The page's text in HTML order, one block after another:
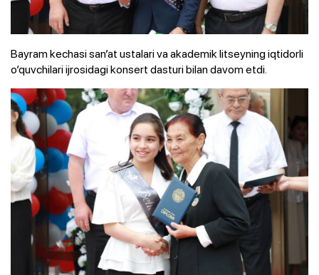
Bayram kechasi san’at ustalari va akademik litseyning iqtidorli
o‘quvchilari ijrosidagi konsert dasturi bilan davom etdi.